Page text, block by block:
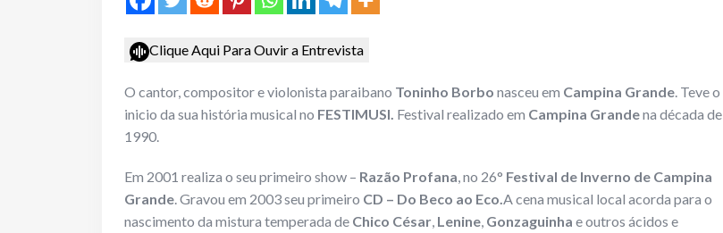
Clique Aqui Para Ouvir a Entrevista
O cantor, compositor e violonista paraibano Toninho Borbo nasceu em Campina Grande. Teve o
inicio da sua história musical no FESTIMUSI. Festival realizado em Campina Grandena década de
1990.
Em 2001 realiza o seu primeiro show – Razão Profana, no 26° Festival de Inverno de Campina
Grande. Gravou em 2003 seu primeiro CD – Do Beco ao Eco.A cena musical local acorda para o
nascimento da mistura temperada de Chico César, Lenine, Gonzaguinha e outros ácidos e